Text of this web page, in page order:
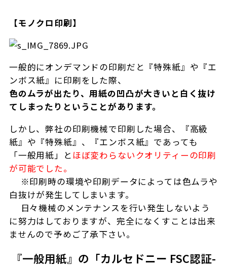
【モノクロ印刷】
一般的にオンデマンドの印刷だと『特殊紙』や『エ
ンボス紙』に印刷をした際、
色のムラが出たり、用紙の凹凸が大きいと白く抜け
てしまったりということがあります。
しかし、弊社の印刷機械で印刷した場合、『高級
紙』や『特殊紙』、『エンボス紙』であっても
「一般用紙」と ほぼ変わらないクオリティーの印刷
が可能でした。
※印刷時の環境や印刷データによっては色ムラや
白抜けが発生してしまいます。
日々機械のメンテナンスを行い発生しないよう
に努力はしておりますが、完全になくすことは出来
ませんので予めご了承下さい。
『一般用紙』の「カルセドニー FSC認証-